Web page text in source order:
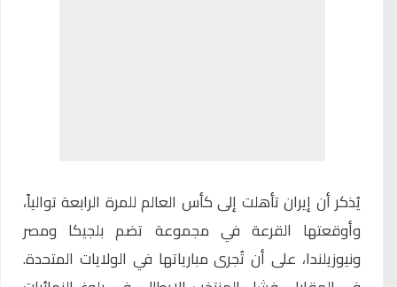
يُذكر أن إيران تأهلت إلى كأس العالم للمرة الرابعة توالياً،
وأوقعتها القرعة في مجموعة تضم بلجيكا ومصر
ونيوزيلندا، على أن تُجرى مبارياتها في الولايات المتحدة.